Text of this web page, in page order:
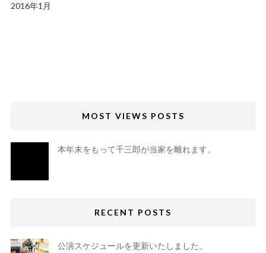
2016年1月
MOST VIEWS POSTS
本年末をもって千三郎が当家を離れます。
RECENT POSTS
公演スケジュールを更新いたしました。